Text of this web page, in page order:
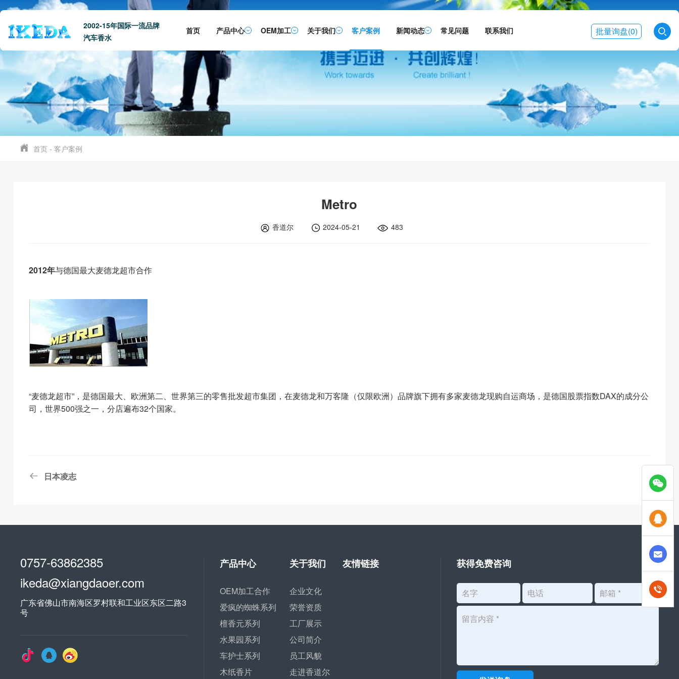
2002-15年国际一流品牌
汽车香水
批量询盘(0)
首页 产品中心 OEM加工 关于我们 客户案例 新闻动态 常见问题 联系我们
首页 -客户案例
Metro
香道尔 2024-05-21 483
2012年与德国最大麦德龙超市合作
“麦德龙超市”，是德国最大、欧洲第二、世界第三的零售批发超市集团，在麦德龙和万客隆（仅限欧洲）品牌旗下拥有多家麦德龙现购自运商场，是德国股票指数DAX的成分公
司，世界500强之一，分店遍布32个国家。
日本凌志
0757-63862385
ikeda@xiangdaoer.com
广东省佛山市南海区罗村联和工业区东区二路3
号
产品中心
OEM加工合作
爱疯的蜘蛛系列
檀香元系列
水果园系列
车护士系列
木纸香片
关于我们
企业文化
荣誉资质
工厂展示
公司简介
员工风貌
走进香道尔
友情链接 获得免费咨询